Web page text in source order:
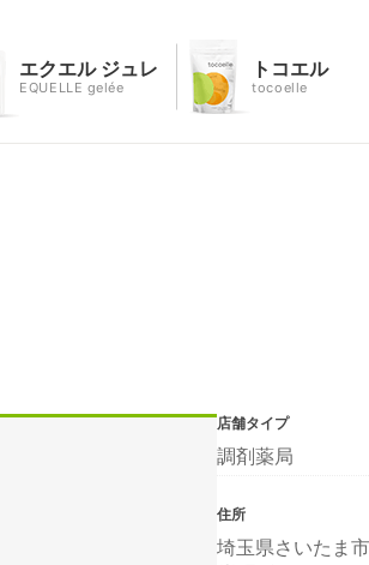
エクエル ジュレ
EQUELLE gelée
トコエル
tocoelle
店舗タイプ
調剤薬局
住所
埼玉県さいたま